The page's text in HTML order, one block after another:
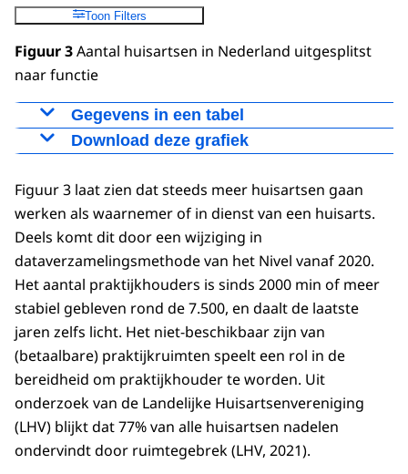
Toon Filters
Figuur 3Aantal huisartsen in Nederland uitgesplitst
naar functie
Gegevens in een tabel
Wisselende
In dienst en
waarnemers
2000857 548
7221
2001957 569
2002910 629
7341
2003903 735
7395
2004919 841
7465
2005960 943
7547
20061058 993
7622
2007
1078 1049
2008
1134 1094
7751
2009 1287 1122
7778
Download deze grafiek
Download CSV-bestand
Figuur 3 laat zien dat steeds meer huisartsen gaan
werken als waarnemer of in dienst van een huisarts.
Deels komt dit door een wijziging in
dataverzamelingsmethode van het Nivel vanaf 2020.
Het aantal praktijkhouders is sinds 2000 min of meer
stabiel gebleven rond de 7.500, en daalt de laatste
jaren zelfs licht. Het niet-beschikbaar zijn van
(betaalbare) praktijkruimten speelt een rol in de
bereidheid om praktijkhouder te worden. Uit
onderzoek van de Landelijke Huisartsenvereniging
(LHV) blijkt dat 77% van alle huisartsen nadelen
ondervindt door ruimtegebrek (LHV, 2021).